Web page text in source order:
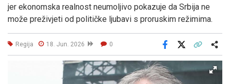
jer ekonomska realnost neumoljivo pokazuje da Srbija ne
može preživjeti od političke ljubavi s proruskim režimima.
Regija 18. Jun. 2026 0
Facebook